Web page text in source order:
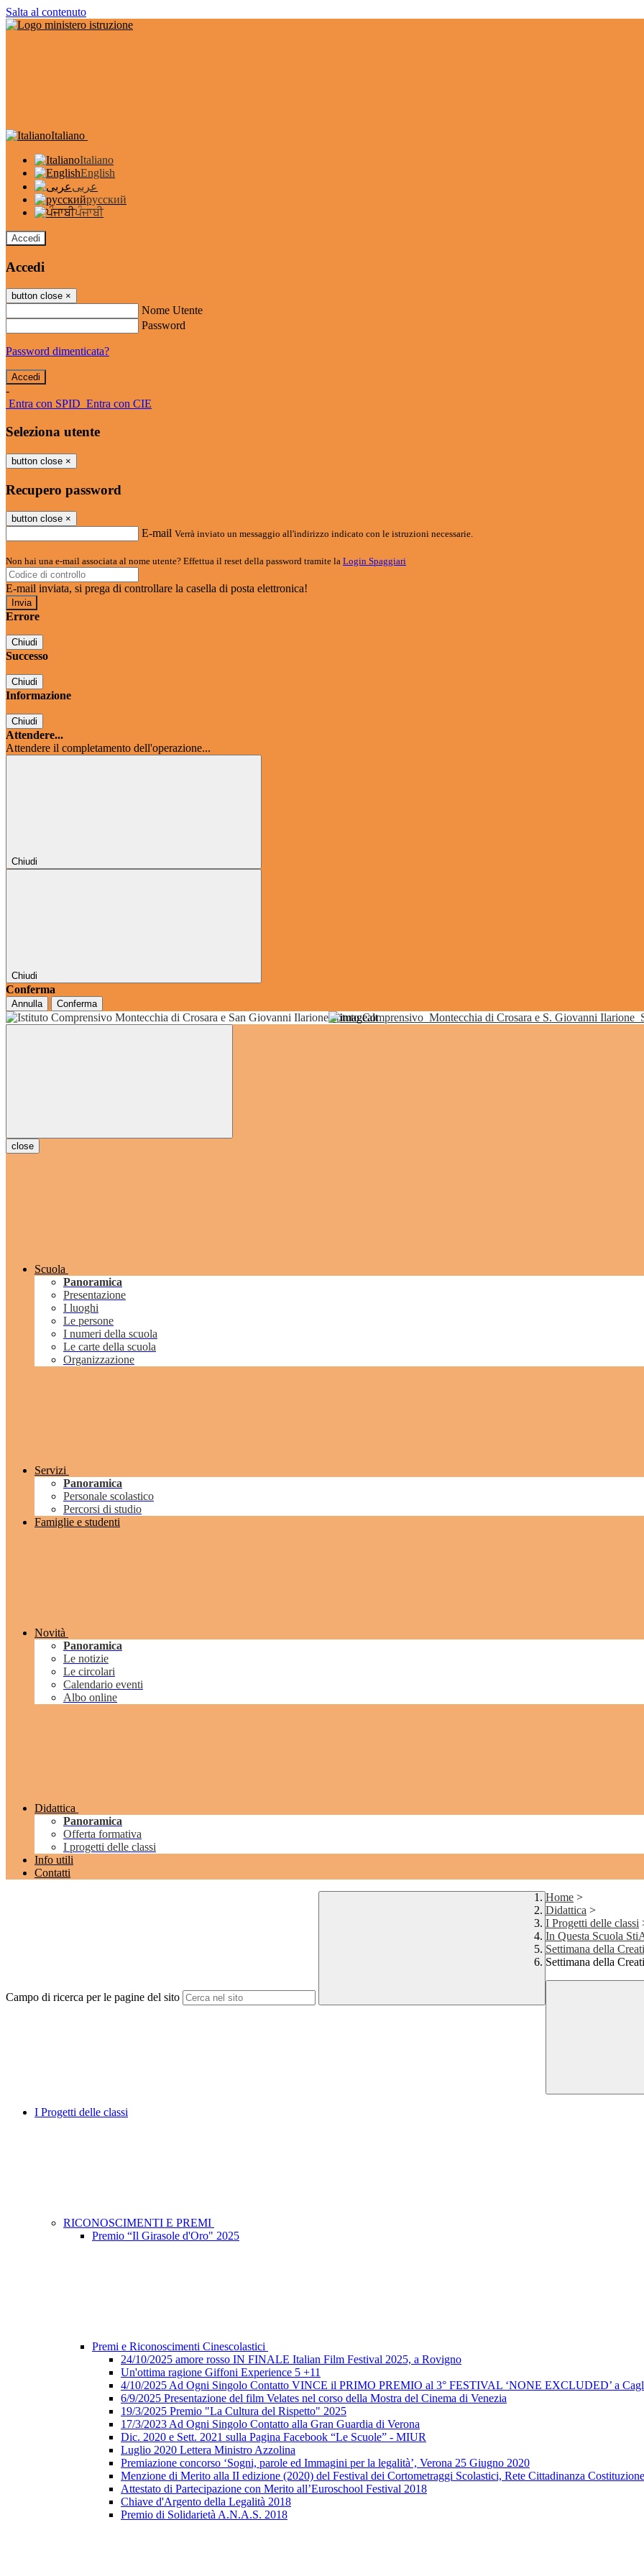
Salta al contenuto
Italiano
Italiano
English
عربى
русский
ਪੰਜਾਬੀ
Accedi
Accedi
button close ×
Nome Utente
Password
Password dimenticata?
-
Entra con SPID Entra con CIE
Seleziona utente
button close ×
Recupero password
button close ×
E-mail Verrà inviato un messaggio all'indirizzo indicato con le istruzioni necessarie.
Non hai una e-mail associata al nome utente? Effettua il reset della password tramite la Login Spaggiari
E-mail inviata, si prega di controllare la casella di posta elettronica!
Errore
Chiudi
Successo
Chiudi
Informazione
Chiudi
Attendere...
Attendere il completamento dell'operazione...
Chiudi
Chiudi
Conferma
Annulla Conferma
Istituto Comprensivo Montecchia di Crosara e S. Giovanni Ilarione
grado
close
Scuola
Panoramica
Presentazione
I luoghi
Le persone
I numeri della scuola
Le carte della scuola
Organizzazione
Servizi
Panoramica
Personale scolastico
Percorsi di studio
Famiglie e studenti
Novità
Panoramica
Le notizie
Le circolari
Calendario eventi
Albo online
Didattica
Panoramica
Offerta formativa
I progetti delle classi
Info utili
Contatti
Campo di ricerca per le pagine del sito
Home >
Didattica >
I Progetti delle classi
In Questa Scuola
Settimana della
Settimana della
I Progetti delle classi
RICONOSCIMENTI E PREMI
Premio “Il Girasole d'Oro" 2025
Premi e Riconoscimenti Cinescolastici
24/10/2025 amore rosso IN FINALE Italian Film Festival 2025, a Rovigno
Un'ottima ragione Giffoni Experience 5 +11
4/10/2025 Ad Ogni Singolo Contatto VINCE il PRIMO PREMIO al 3° FESTIVAL ‘NONE EXCLUDED’ a
6/9/2025 Presentazione del film Velates nel corso della Mostra del Cinema di Venezia
19/3/2025 Premio "La Cultura del Rispetto" 2025
17/3/2023 Ad Ogni Singolo Contatto alla Gran Guardia di Verona
Dic. 2020 e Sett. 2021 sulla Pagina Facebook “Le Scuole” - MIUR
Luglio 2020 Lettera Ministro Azzolina
Premiazione concorso ‘Sogni, parole ed Immagini per la legalità’, Verona 25 Giugno 2020
Menzione di Merito alla II edizione (2020) del Festival dei Cortometraggi Scolastici, Rete Cittadinanza
Attestato di Partecipazione con Merito all’Euroschool Festival 2018
Chiave d'Argento della Legalità 2018
Premio di Solidarietà A.N.A.S. 2018